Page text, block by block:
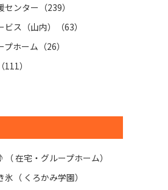
センター（239）
ビス（山内）（63）
ホーム（26）
）
（ 在宅・グループホーム）
氷 （ くろかみ学園）